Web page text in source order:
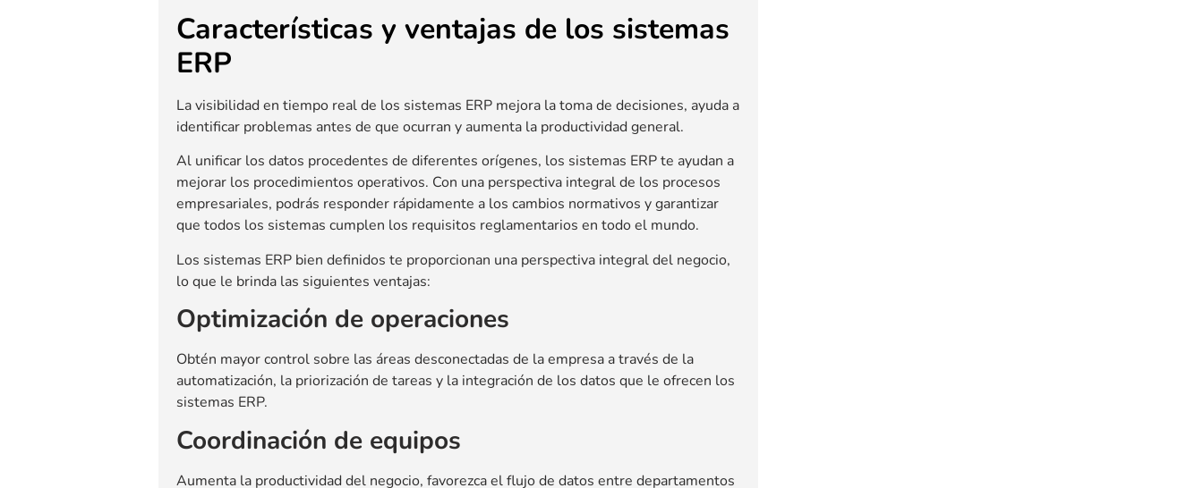
Características y ventajas de los sistemas
ERP
La visibilidad en tiempo real de los sistemas ERP mejora la toma de decisiones, ayuda a
identificar problemas antes de que ocurran y aumenta la productividad general.
Al unificar los datos procedentes de diferentes orígenes, los sistemas ERP te ayudan a
mejorar los procedimientos operativos. Con una perspectiva integral de los procesos
empresariales, podrás responder rápidamente a los cambios normativos y garantizar
que todos los sistemas cumplen los requisitos reglamentarios en todo el mundo.
Los sistemas ERP bien definidos te proporcionan una perspectiva integral del negocio,
lo que le brinda las siguientes ventajas:
Optimización de operaciones
Obtén mayor control sobre las áreas desconectadas de la empresa a través de la
automatización, la priorización de tareas y la integración de los datos que le ofrecen los
sistemas ERP.
Coordinación de equipos
Aumenta la productividad del negocio, favorezca el flujo de datos entre departamentos